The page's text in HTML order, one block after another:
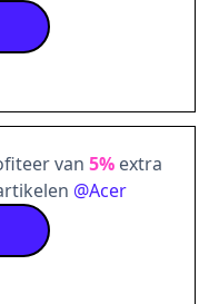
van 5% extra
@Acer